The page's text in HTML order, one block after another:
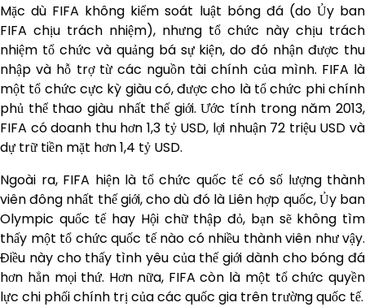
Mặc dù FIFA không kiểm soát luật bóng đá (do Ủy ban
FIFA chịu trách nhiệm), nhưng tổ chức này chịu trách
nhiệm tổ chức và quảng bá sự kiện, do đó nhận được thu
nhập và hỗ trợ từ các nguồn tài chính của mình. FIFA là
một tổ chức cực kỳ giàu có, được cho là tổ chức phi chính
phủ thể thao giàu nhất thế giới. Ước tính trong năm 2013,
FIFA có doanh thu hơn 1,3 tỷ USD, lợi nhuận 72 triệu USD và
dự trữ tiền mặt hơn 1,4 tỷ USD.
Ngoài ra, FIFA hiện là tổ chức quốc tế có số lượng thành
viên đông nhất thế giới, cho dù đó là Liên hợp quốc, Ủy ban
Olympic quốc tế hay Hội chữ thập đỏ, bạn sẽ không tìm
thấy một tổ chức quốc tế nào có nhiều thành viên như vậy.
Điều này cho thấy tình yêu của thế giới dành cho bóng đá
hơn hẳn mọi thứ. Hơn nữa, FIFA còn là một tổ chức quyền
lực chi phối chính trị của các quốc gia trên trường quốc tế.